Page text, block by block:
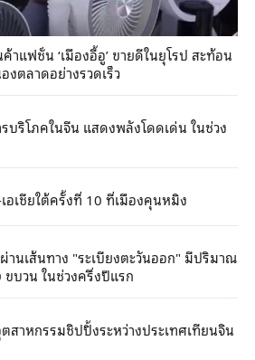
แฟชั่น ‘เมืองอี้อู’ ขายดีในยุโรป สะท้อน
ตลาดอย่างรวดเร็ว
บริโภคในจีน แสดงพลังโดดเด่น ในช่วง
อเชียใต้ครั้งที่ 10 ที่เมืองคุนหมิง
านเส้นทาง "ระเบียงตะวันออก" มีปริมาณ
บวน ในช่วงครึ่งปีแรก
สาหกรรมชิปปิ้งระหว่างประเทศเทียนจิน